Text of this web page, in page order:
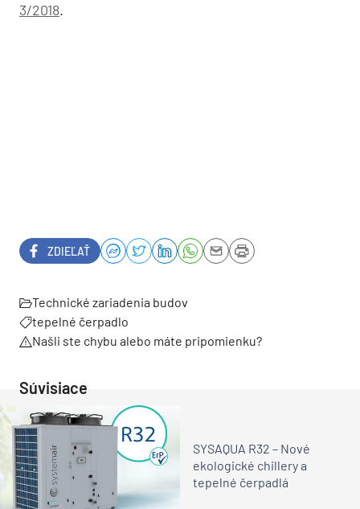
3/2018.
ZDIEĽAŤ
Technické zariadenia budov
tepelné čerpadlo
Našli ste chybu alebo máte pripomienku?
Súvisiace
SYSAQUA R32 – Nové
ekologické chillery a
tepelné čerpadlá